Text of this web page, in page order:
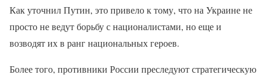
Как уточнил Путин, это привело к тому, что на Украине не
просто не ведут борьбу с националистами, но еще и
возводят их в ранг национальных героев.
Более того, противники России преследуют стратегическую